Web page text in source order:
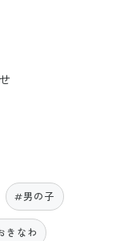
#男の子
きなわ